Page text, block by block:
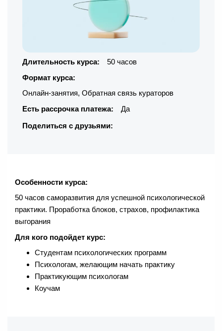
Длительность курса:
50 часов
Формат курса:
Онлайн-занятия, Обратная связь кураторов
Есть рассрочка платежа:
Да
Поделиться с друзьями:
Особенности курса:
50 часов саморазвития для успешной психологической
практики. Проработка блоков, страхов, профилактика
выгорания
Для кого подойдет курс:
Студентам психологических программ
Психологам, желающим начать практику
Практикующим психологам
Коучам